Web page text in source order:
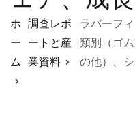
ホ
ー
ム
調査レポ
ートと産
業資料
ラバーフ
類別（ゴ
の他）、